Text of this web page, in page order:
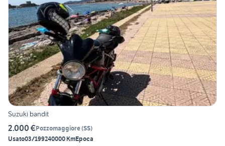
Suzuki bandit
2.000 €Pozzomaggiore(SS)
Usato03/199240000 KmEpoca